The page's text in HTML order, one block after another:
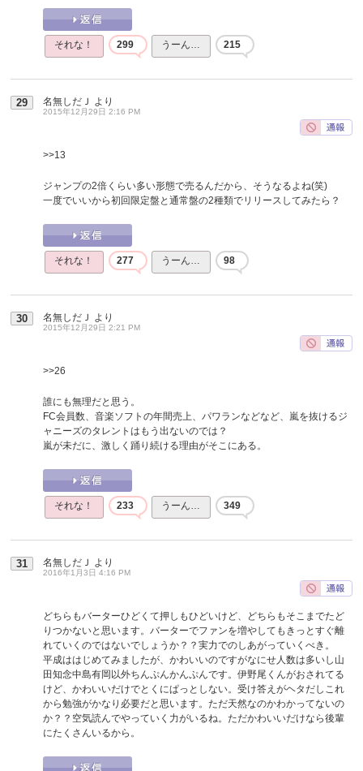
それな！ 299 うーん… 215
29 名無しだＪ より
2015年12月29日 2:16 PM
>>13
ジャンプの2倍くらい多い形態で売るんだから、そうなるよね(笑)
一度でいいから初回限定盤と通常盤の2種類でリリースしてみたら？
それな！ 277 うーん… 98
30 名無しだＪ より
2015年12月29日 2:21 PM
>>26
誰にも無理だと思う。
FC会員数、音楽ソフトの年間売上、パワランなどなど、嵐を抜けるジ
ャニーズのタレントはもう出ないのでは？
嵐が未だに、激しく踊り続ける理由がそこにある。
それな！ 233 うーん… 349
31 名無しだＪ より
2016年1月3日 4:16 PM
どちらもバーターひどくて押しもひどいけど、どちらもそこまでたど
りつかないと思います。バーターでファンを増やしてもきっとすぐ離
れていくのではないでしょうか？？実力でのしあがっていくべき。
平成ははじめてみましたが、かわいいのですがなにせ人数は多いし山
田知念中島有岡以外ちんぷんかんぷんです。伊野尾くんがおされてる
けど、かわいいだけでとくにぱっとしない。受け答えがヘタだしこれ
から勉強がかなり必要だと思います。ただ天然なのかわかってないの
か？？空気読んでやっていく力がいるね。ただかわいいだけなら後輩
にたくさんいるから。